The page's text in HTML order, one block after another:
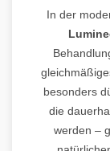
In der
besonders
die
werden –